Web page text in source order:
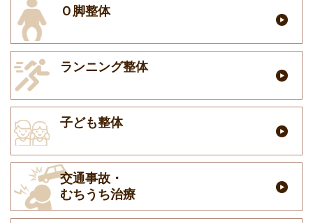
Ｏ脚整体
ランニング整体
子ども整体
交通事故・
むちうち治療